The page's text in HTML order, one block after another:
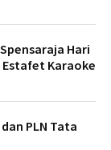
Hari
Estafet Karaoke
PLN Tata